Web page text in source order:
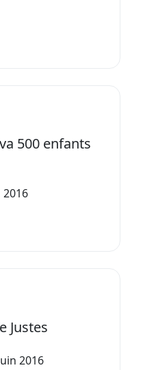
500 enfants
Justes
2016